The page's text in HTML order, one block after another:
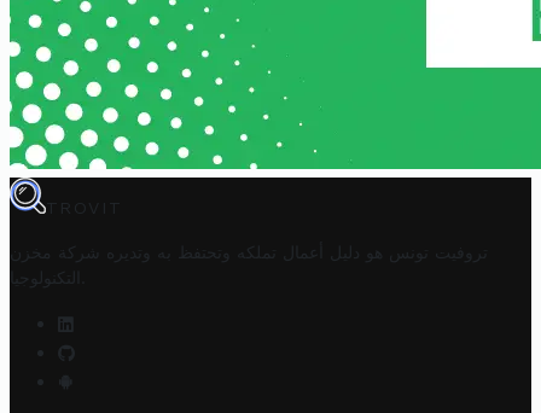
TROVIT
تروفيت تونس هو دليل أعمال تملكه وتحتفظ به وتديره
شركة مخزن
التكنولوجيا